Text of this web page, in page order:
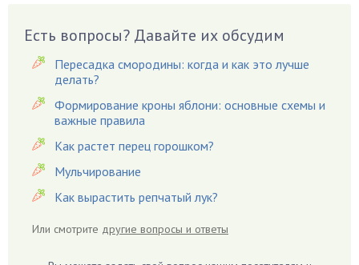
Вешенки
Виноград
Вредители
Гардения
Гацания
Гвоздики
Георгины
Гиацинт
Есть вопросы? Давайте их обсудим
Пересадка смородины: когда и как это лучше
делать?
Формирование кроны яблони: основные схемы и
важные правила
Как растет перец горошком?
Мульчирование
Как вырастить репчатый лук?
Или смотрите другие вопросы и ответы